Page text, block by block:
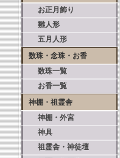
お正月飾り
雛人形
五月人形
数珠・念珠・お香
数珠一覧
お香一覧
神棚・祖霊舎
神棚・外宮
神具
祖霊舎・神徒壇